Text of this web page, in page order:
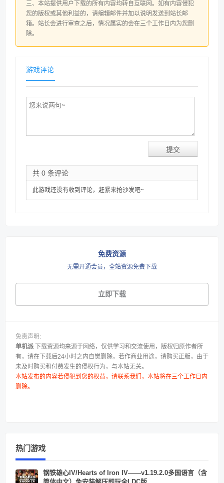
三、本站提供用户下载的所有内容均转自互联网。如有内容侵犯
您的版权或其他利益的，请编辑邮件并加以说明发送到站长邮
箱。站长会进行审查之后，情况属实的会在三个工作日内为您删
除。
游戏评论
共 0 条评论
此游戏还没有收到评论，赶紧来抢沙发吧~
免费资源
无需开通会员，全站资源免费下载
立即下载
免责声明:
单机派 下载资源均来源于网络，仅供学习和交流使用，版权归原作者所
有，请在下载后24小时之内自觉删除，若作商业用途，请购买正版，由于
未及时购买和付费发生的侵权行为，与本站无关。
本站发布的内容若侵犯到您的权益，请联系我们，本站将在三个工作日内
删除。
热门游戏
钢铁雄心IV/Hearts of Iron IV——v1.19.2.0多国语言（含